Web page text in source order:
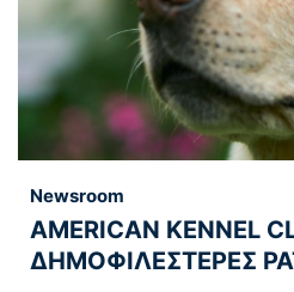
Newsroom
AMERICAN KENNEL
ΔΗΜΟΦΙΛΕΣΤΕΡΕΣ